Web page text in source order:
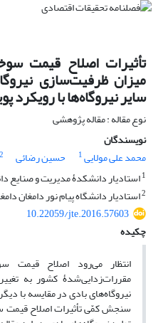
تأثیرات اصلاح قیمت
میزان ظرفیت‌سازی
سایر نیروگاه‌ها با رویکرد
نوع مقاله : مقاله پژوهشی
نویسندگان
محمد علی مولایی1 حسین رضائی
2
1استادیار دانشکدۀ مدیریت و صنایع
2استادیار دانشگاه پیام نور دامغان
10.22059/jte.2016.57603
چکیده
انتظار می‌رود اصلاح قیمت
مقررات‌زدایی‌شدۀ کشور به
نیروگاه‌های بادی در مقایسه با
سنجش کمّی‌ تأثیرات اصلاح قیمت